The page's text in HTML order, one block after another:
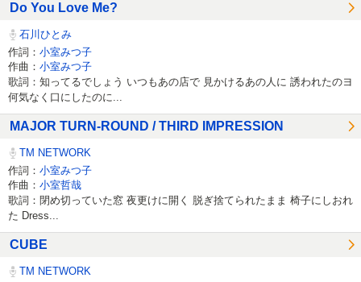
Do You Love Me?
石川ひとみ
作詞： 小室みつ子
作曲： 小室みつ子
歌詞：知ってるでしょう いつもあの店で 見かけるあの人に 誘われたのヨ
何気なく口にしたのに...
MAJOR TURN-ROUND / THIRD IMPRESSION
TM NETWORK
作詞： 小室みつ子
作曲： 小室哲哉
歌詞：閉め切っていた窓 夜更けに開く 脱ぎ捨てられたまま 椅子にしおれ
た Dress...
CUBE
TM NETWORK